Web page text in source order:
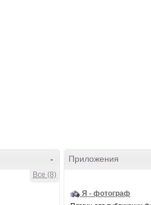
-
Все (8)
Приложения
Я - фотограф